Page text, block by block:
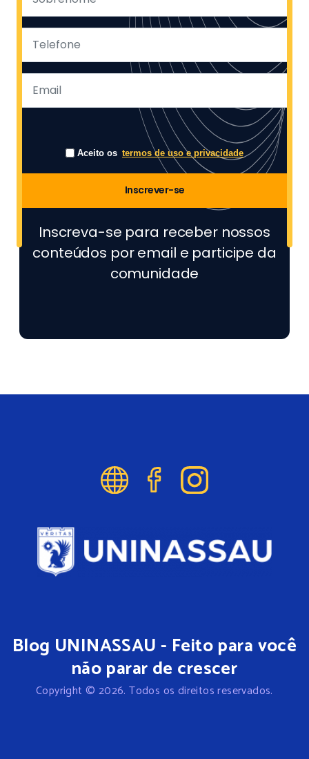
Aceito os termos de uso e privacidade
Inscrever-se
Inscreva-se para receber nossos
conteúdos por email e participe da
comunidade
Blog UNINASSAU - Feito para você
não parar de crescer
Copyright © 2026. Todos os direitos reservados.